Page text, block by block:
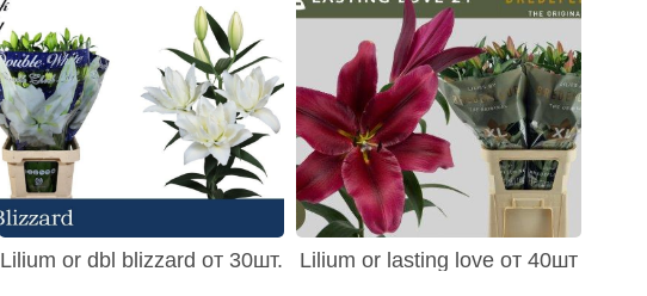
Lilium or dbl blizzard от 30шт. Lilium or lasting love от 40шт